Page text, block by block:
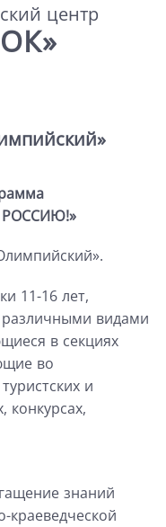
центр
РОССИЮ!»
11-16 лет,
видами
в секциях
во
и
конкурсах,
знаний
краеведческой